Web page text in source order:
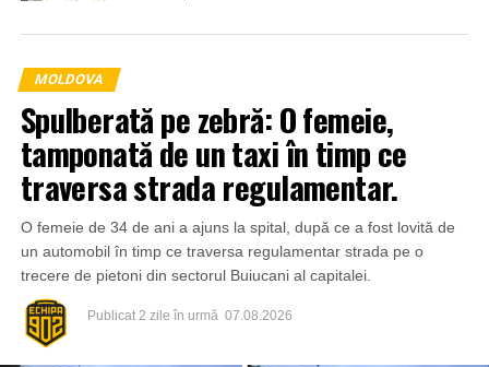
MOLDOVA
Spulberată pe zebră: O femeie,
tamponată de un taxi în timp ce
traversa strada regulamentar.
O femeie de 34 de ani a ajuns la spital, după ce a fost lovită de
un automobil în timp ce traversa regulamentar strada pe o
trecere de pietoni din sectorul Buiucani al capitalei.
Publicat 2 zile în urmă 07.08.2026